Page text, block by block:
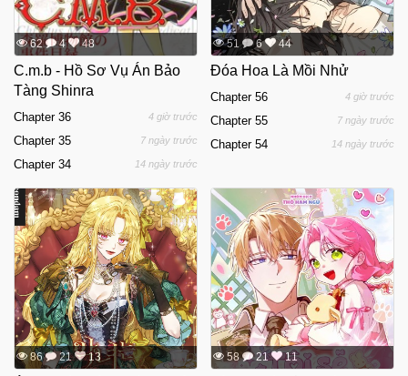
62 4 48
C.m.b - Hồ Sơ Vụ Án Bảo
Tàng Shinra
Chapter 36 4 giờ trước
Chapter 35 7 ngày trước
Chapter 34 14 ngày trước
51 6 44
Đóa Hoa Là Mồi Nhử
Chapter 56 4 giờ trước
Chapter 55 7 ngày trước
Chapter 54 14 ngày trước
86 21 13 58 21 11